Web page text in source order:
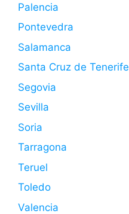
Palencia
Pontevedra
Salamanca
Santa Cruz de Tenerife
Segovia
Sevilla
Soria
Tarragona
Teruel
Toledo
Valencia